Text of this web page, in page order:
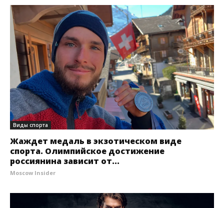
Виды спорта
Жаждет медаль в экзотическом виде
спорта. Олимпийское достижение
россиянина зависит от...
Moscow Insider